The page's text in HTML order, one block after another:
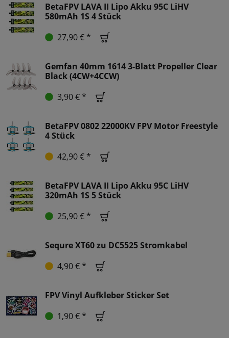
BetaFPV LAVA II Lipo Akku 95C LiHV
580mAh 1S 4 Stück
27,90 € *
Gemfan 40mm 1614 3-Blatt Propeller Clear
Black (4CW+4CCW)
3,90 € *
BetaFPV 0802 22000KV FPV Motor Freestyle
4 Stück
42,90 € *
BetaFPV LAVA II Lipo Akku 95C LiHV
320mAh 1S 5 Stück
25,90 € *
Sequre XT60 zu DC5525 Stromkabel
4,90 € *
FPV Vinyl Aufkleber Sticker Set
1,90 € *